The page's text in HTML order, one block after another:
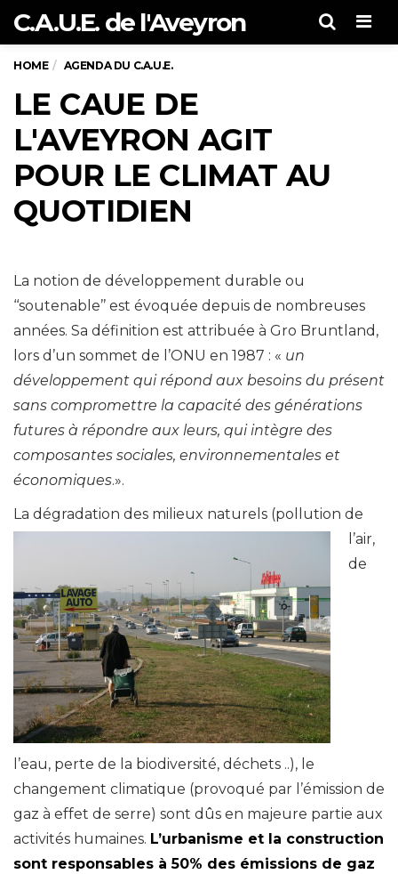
C.A.U.E. de l'Aveyron
HOME AGENDA DU C.A.U.E.
LE CAUE DE
L'AVEYRON AGIT
POUR LE CLIMAT AU
QUOTIDIEN
La notion de développement durable ou
‘‘soutenable’’ est évoquée depuis de nombreuses
années. Sa définition est attribuée à Gro Bruntland,
lors d’un sommet de l’ONU en 1987 : « un
développement qui répond aux besoins du présent
sans compromettre la capacité des générations
futures à répondre aux leurs, qui intègre des
composantes sociales, environnementales et
économiques.».
La dégradation des milieux naturels (pollution de
l’air,
de
l’eau, perte de la biodiversité, déchets ..), le
changement climatique (provoqué par l’émission de
gaz à effet de serre) sont dûs en majeure partie aux
activités humaines. L’urbanisme et la construction
sont responsables à 50% des émissions de gaz